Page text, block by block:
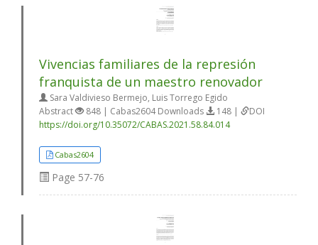
Vivencias familiares de la represión
franquista de un maestro renovador
Sara Valdivieso Bermejo, Luis Torrego Egido
Abstract
848 | Cabas2604 Downloads 148 |
DOI
https://doi.org/10.35072/CABAS.2021.58.84.014
Cabas2604
Page 57-76